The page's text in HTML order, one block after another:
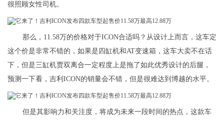
很照顾女性司机。
那么，11.58万的价格对于ICON合适吗？从设计上而言，这车定
这个价是非常不错的，如果是四缸机和AT变速箱，这车大卖不在话
下，但是三缸机贾双离合一定程度上是拖了如此优秀设计的后腿，
预测一下看，吉利ICON的销量会不错，但是很难达到博越的水平。
但是其影响力和关注度，将成为未来一段时间的热点，这款车